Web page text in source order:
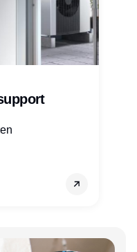
- denne
i Herning.